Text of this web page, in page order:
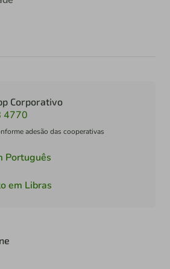
Corporativo
4770
adesão das cooperativas
Português
em Libras